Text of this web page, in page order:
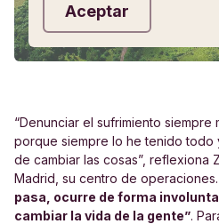
Aceptar
“Denunciar el sufrimiento siempre
porque siempre lo he tenido todo
de cambiar las cosas”, reflexiona
Madrid, su centro de operaciones.
pasa, ocurre de forma
cambiar la vida de la gente”.